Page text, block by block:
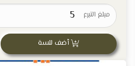
مبلغ التبرع
أضف للسة